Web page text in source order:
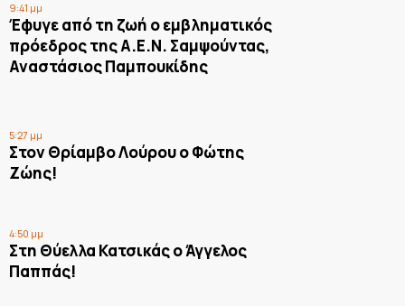
9:41 μμ
Έφυγε από τη ζωή ο εμβληματικός
πρόεδρος της Α.Ε.Ν. Σαμψούντας,
Αναστάσιος Παμπουκίδης
5:27 μμ
Στον Θρίαμβο Λούρου ο Φώτης
Ζώης!
4:50 μμ
Στη Θύελλα Κατσικάς ο Άγγελος
Παππάς!